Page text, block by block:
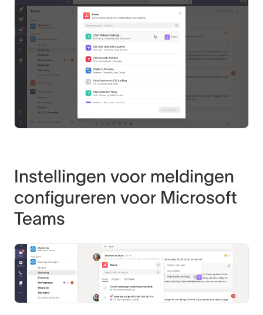
Instellingen voor meldingen
configureren voor Microsoft
Teams